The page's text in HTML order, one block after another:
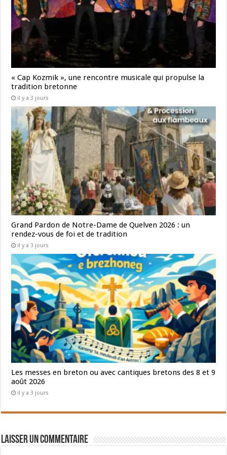
« Cap Kozmik », une rencontre musicale qui propulse la
tradition bretonne
il y a 3 jours
Grand Pardon de Notre-Dame de Quelven 2026 : un
rendez-vous de foi et de tradition
il y a 3 jours
Les messes en breton ou avec cantiques bretons des 8 et 9
août 2026
il y a 3 jours
Laisser un commentaire